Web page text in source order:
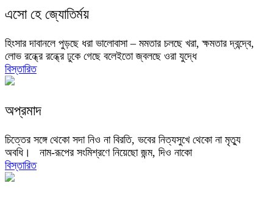
এসো হে জ্যোতির্ময়
হিংসার দাবানলে পুড়ছে ধরা ভালোবাসা – মমতার চলছে খরা, ক্ষমতার দ্বন্দ্বে,
লোভ রন্ধ্রে রন্ধ্রে ঢুকে গেছে বলেইতো জ্বলছে ওরা যুদ্ধে
বিস্তারিত
অপ্রমাদ
চিত্তের সঙ্গে থেকো সদা নিও না বিরতি, ভবের নিত্যসুখে থেকো না মৃত্যু
অবধি। নাম-রূপের সংমিশ্রণে নিয়েছো জন্ম, দিও নাকো
বিস্তারিত